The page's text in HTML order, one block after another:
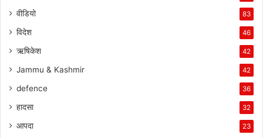
वीडियो 83
विदेश 46
ऋषिकेश 42
Jammu & Kashmir 42
defence 36
हादसा 32
आपदा 23